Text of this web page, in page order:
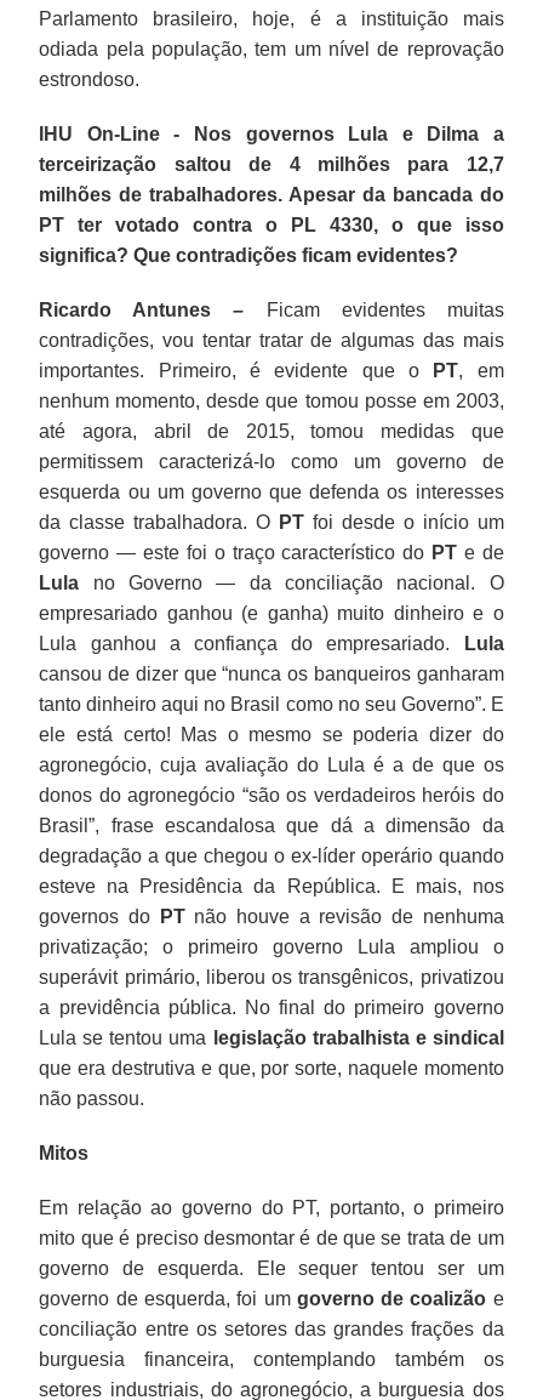
Parlamento brasileiro, hoje, é a instituição mais
odiada pela população, tem um nível de reprovação
estrondoso.
IHU On-Line - Nos governos Lula e Dilma a
terceirização saltou de 4 milhões para 12,7
milhões de trabalhadores. Apesar da bancada do
PT ter votado contra o PL 4330, o que isso
significa? Que contradições ficam evidentes?
Ricardo Antunes – Ficam evidentes muitas
contradições, vou tentar tratar de algumas das mais
importantes. Primeiro, é evidente que o
PT, em
nenhum momento, desde que tomou posse em 2003,
até agora, abril de 2015, tomou medidas que
permitissem caracterizá-lo como um governo de
esquerda ou um governo que defenda os interesses
da classe trabalhadora. O PT foi desde o início um
governo — este foi o traço característico do PTe de
Lula no Governo — da conciliação nacional. O
empresariado ganhou (e ganha) muito dinheiro e o
Lula ganhou a confiança do empresariado. Lula
cansou de dizer que “nunca os banqueiros ganharam
tanto dinheiro aqui no Brasil como no seu Governo”. E
ele está certo! Mas o mesmo se poderia dizer do
agronegócio, cuja avaliação do Lula é a de que os
donos do agronegócio “são os verdadeiros heróis do
Brasil”, frase escandalosa que dá a dimensão da
degradação a que chegou o ex-líder operário quando
esteve na Presidência da República. E mais, nos
governos do
PTnão houve a revisão de nenhuma
privatização; o primeiro governo Lula ampliou o
superávit primário, liberou os transgênicos, privatizou
a previdência pública. No final do primeiro governo
Lula se tentou uma
legislação trabalhista e sindical
que era destrutiva e que, por sorte, naquele momento
não passou.
Mitos
Em relação ao governo do PT, portanto, o primeiro
mito que é preciso desmontar é de que se trata de um
governo de esquerda. Ele sequer tentou ser um
governo de esquerda, foi um governo de coalizão e
conciliação entre os setores das grandes frações da
burguesia financeira, contemplando também os
setores industriais, do agronegócio, a burguesia dos